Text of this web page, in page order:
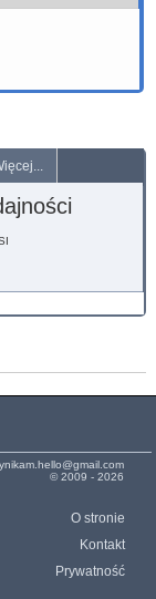
© 2009 - 2026
O stronie
Kontakt
Prywatność